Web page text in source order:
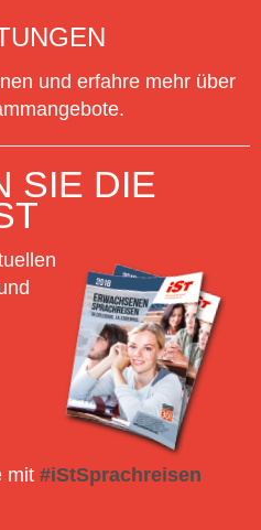
und erfahre mehr über
SIE DIE
mit #iStSprachreisen